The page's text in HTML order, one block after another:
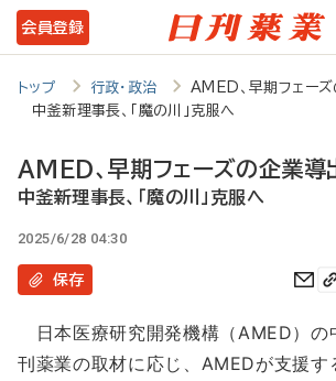
メ
イ
テ
ツ
に
動
会員登録
トップ 行政・政治
AMED、早期フェー
中釜新理事長、「魔の川」克服へ
AMED、早期フェーズの企業導
中釜新理事長、「魔の川」克服へ
2025/6/28 04:30
保存
日本医療研究開発機構（AMED）の
刊薬業の取材に応じ、AMEDが支援す